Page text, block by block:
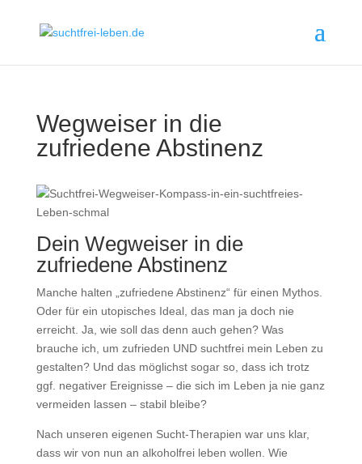
Wegweiser in die
zufriedene Abstinenz
Dein Wegweiser in die
zufriedene Abstinenz
Manche halten „zufriedene Abstinenz“ für einen Mythos.
Oder für ein utopisches Ideal, das man ja doch nie
erreicht. Ja, wie soll das denn auch gehen? Was
brauche ich, um zufrieden UND suchtfrei mein Leben zu
gestalten? Und das möglichst sogar so, dass ich trotz
ggf. negativer Ereignisse – die sich im Leben ja nie ganz
vermeiden lassen – stabil bleibe?
Nach unseren eigenen Sucht-Therapien war uns klar,
dass wir von nun an alkoholfrei leben wollen. Wie